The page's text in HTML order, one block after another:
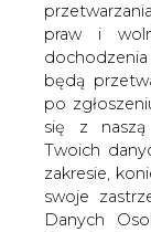
praw i
będą
po
się z naszą
Twoich
zakresie,
swoje
Danych
Munro
Nuclear
Rosnąca